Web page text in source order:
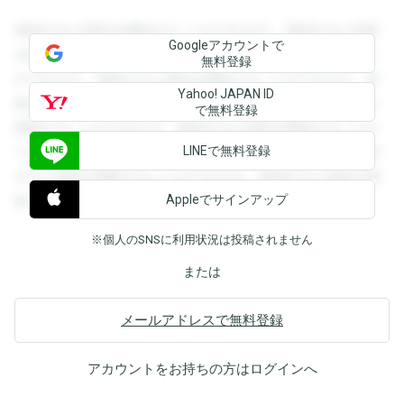
登録すると回答を閲覧することができます。登録すると回答
を閲覧することができます。登録すると回答を閲覧すること
ができます。登録すると回答を閲覧することができます。登
録すると回答を閲覧することができます。登録すると回答を
閲覧することができます。登録すると回答を閲覧することが
できます。登録すると回答を閲覧することができます。登録
すると回答を閲覧することができます。登録すると回答を閲
覧することができます。
Googleアカウントで
無料登録
Yahoo! JAPAN ID
で無料登録
LINEで無料登録
Appleでサインアップ
※個人のSNSに利用状況は投稿されません
または
メールアドレスで無料登録
アカウントをお持ちの方はログインへ